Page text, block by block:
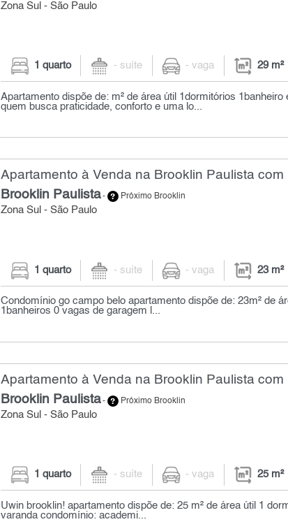
Zona Sul - São Paulo
1 quarto - suíte - vaga 29 m²
Apartamento dispõe de: m² de área útil 1dormitórios 1banheiro
quem busca praticidade, conforto e uma lo...
Apartamento à Venda na Brooklin Paulista com
Brooklin Paulista- Próximo Brooklin
Zona Sul - São Paulo
1 quarto - suíte - vaga 23 m²
Condomínio go campo belo apartamento dispõe de: 23m² de
1banheiros 0 vagas de garagem l...
Apartamento à Venda na Brooklin Paulista com
Brooklin Paulista- Próximo Brooklin
Zona Sul - São Paulo
1 quarto - suíte - vaga 25 m²
Uwin brooklin! apartamento dispõe de: 25 m² de área útil 1
varanda condomínio: academi...